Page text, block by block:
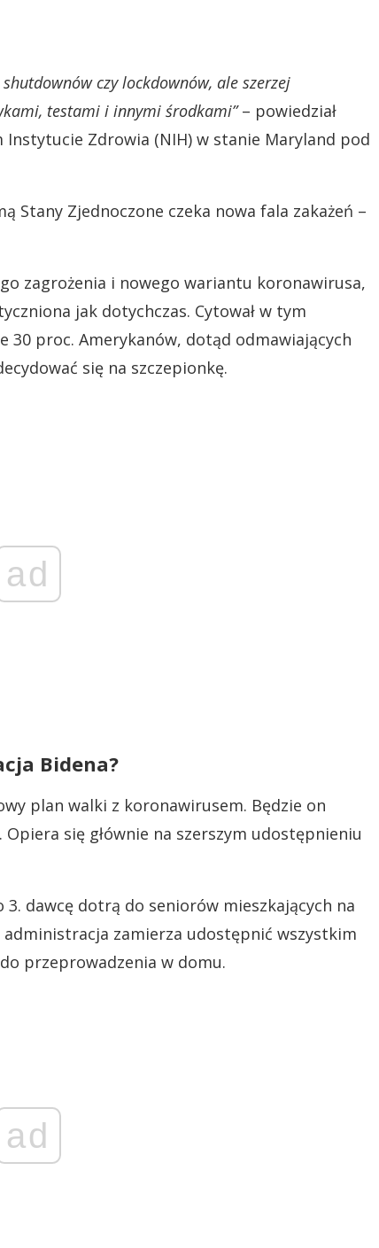
czy lockdownów, ale szerzej
testami i innymi środkami”– powiedział
Zdrowia (NIH) w stanie Maryland pod
Stany Zjednoczone czeka nowa fala zakażeń –
zagrożenia i nowego wariantu koronawirusa,
jak dotychczas. Cytował w tym
30 proc. Amerykanów, dotąd odmawiających
się na szczepionkę.
ad
Bidena?
plan walki z koronawirusem. Będzie on
się głównie na szerszym udostępnieniu
dawcę dotrą do seniorów mieszkających na
zamierza udostępnić wszystkim
przeprowadzenia w domu.
ad